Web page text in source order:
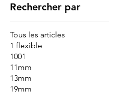
Rechercher par
Tous les articles
1 flexible
1001
11mm
13mm
19mm